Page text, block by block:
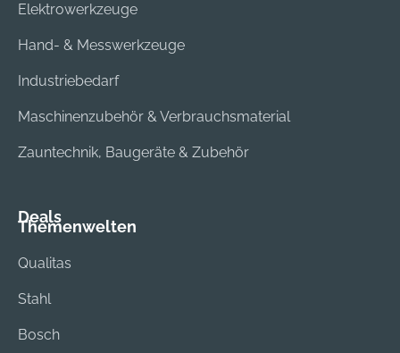
Elektrowerkzeuge
Hand- & Messwerkzeuge
Industriebedarf
Maschinenzubehör & Verbrauchsmaterial
Zauntechnik, Baugeräte & Zubehör
Deals
Themenwelten
Qualitas
Stahl
Bosch